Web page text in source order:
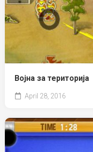
Војна за територија
April 28, 2016